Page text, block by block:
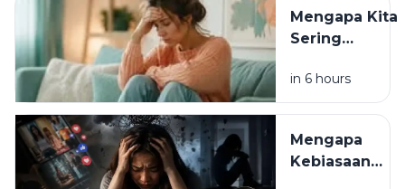
Mengapa Kita
Sering
Ini Penjelasan
dari Sisi
in 6 hours
Mengapa
Kebiasaan